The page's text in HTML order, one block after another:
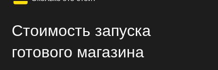
Стоимость запуска
готового магазина